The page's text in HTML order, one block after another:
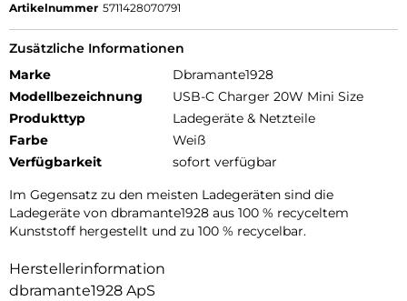
Artikelnummer 5711428070791
Zusätzliche Informationen
Marke
Dbramante1928
Modellbezeichnung
USB-C Charger 20W Mini Size
Produkttyp
Ladegeräte & Netzteile
Farbe
Weiß
Verfügbarkeit
sofort verfügbar
Im Gegensatz zu den meisten Ladegeräten sind die
Ladegeräte von dbramante1928 aus 100 % recyceltem
Kunststoff hergestellt und zu 100 % recycelbar.
Herstellerinformation
dbramante1928 ApS